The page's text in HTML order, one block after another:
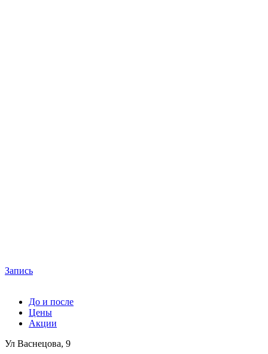
Запись
До и после
Цены
Акции
Ул Васнецова, 9